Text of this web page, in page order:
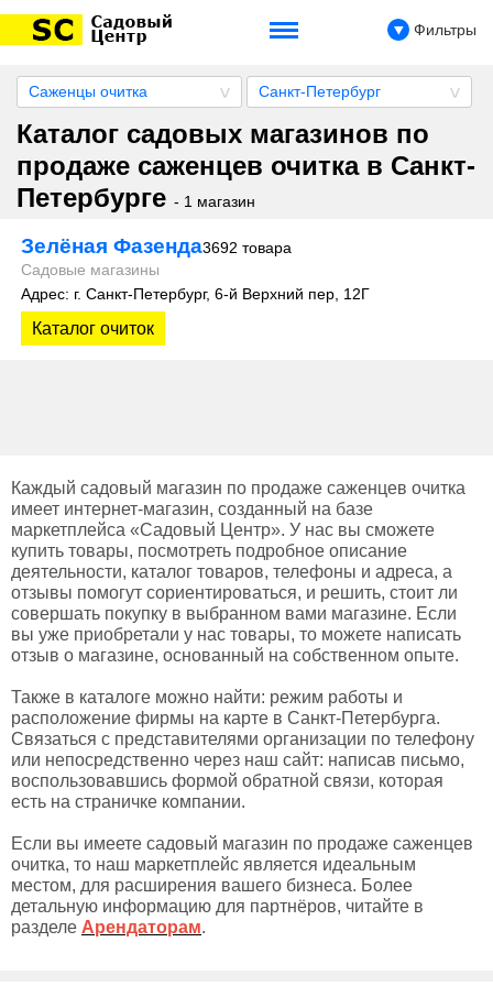
Фильтры
Саженцы очитка Санкт-Петербург
Каталог садовых магазинов по
продаже саженцев очитка в Санкт-
Петербурге - 1 магазин
Зелёная Фазенда3692 товара
Садовые магазины
Адрес: г. Санкт-Петербург, 6-й Верхний пер, 12Г
Каталог очиток
Каждый садовый магазин по продаже саженцев очитка
имеет интернет-магазин, созданный на базе
маркетплейса «Садовый Центр». У нас вы сможете
купить товары, посмотреть подробное описание
деятельности, каталог товаров, телефоны и адреса, а
отзывы помогут сориентироваться, и решить, стоит ли
совершать покупку в выбранном вами магазине. Если
вы уже приобретали у нас товары, то можете написать
отзыв о магазине, основанный на собственном опыте.
Также в каталоге можно найти: режим работы и
расположение фирмы на карте в Санкт-Петербурга.
Связаться с представителями организации по телефону
или непосредственно через наш сайт: написав письмо,
воспользовавшись формой обратной связи, которая
есть на страничке компании.
Если вы имеете садовый магазин по продаже саженцев
очитка, то наш маркетплейс является идеальным
местом, для расширения вашего бизнеса. Более
детальную информацию для партнёров, читайте в
разделе Арендаторам.